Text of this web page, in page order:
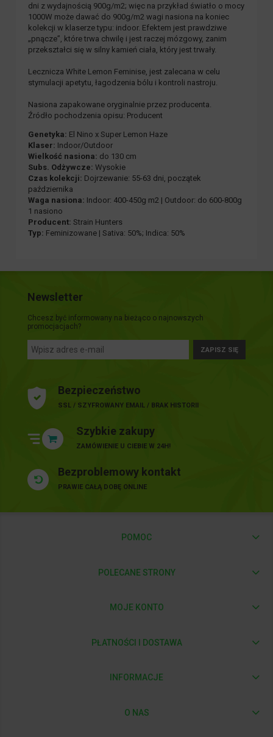
dni z wydajnością 900g/m2; więc na przykład światło o mocy
1000W może dawać do 900g/m2 wagi nasiona na koniec
kolekcji w klaserze typu: indoor. Efektem jest prawdziwe
„pnącze”, które trwa chwilę i jest raczej mózgowy, zanim
przekształci się w silny kamień ciała, który jest trwały.
Lecznicza White Lemon Feminise, jest zalecana w celu
stymulacji apetytu, łagodzenia bólu i kontroli nastroju.
Nasiona zapakowane oryginalnie przez producenta.
Źródło pochodzenia opisu: Producent
Genetyka: El Nino x Super Lemon Haze
Klaser: Indoor/Outdoor
Wielkość nasiona: do 130 cm
Subs. Odżywcze: Wysokie
Czas kolekcji: Dojrzewanie: 55-63 dni, początek
października
Waga nasiona: Indoor: 400-450g m2 | Outdoor: do 600-800g
1 nasiono
Producent: Strain Hunters
Typ: Feminizowane | Sativa: 50%; Indica: 50%
Newsletter
Chcesz być informowany na bieżąco o najnowszych
promocjacjach?
ZAPISZ SIĘ
Bezpieczeństwo
SSL / SZYFROWANY EMAIL / BRAK HISTORII
Szybkie zakupy
ZAMÓWIENIE U CIEBIE W 24H!
Bezproblemowy kontakt
PRAWIE CAŁĄ DOBĘ ONLINE
POMOC
POLECANE STRONY
MOJE KONTO
PŁATNOŚCI I DOSTAWA
INFORMACJE
O NAS